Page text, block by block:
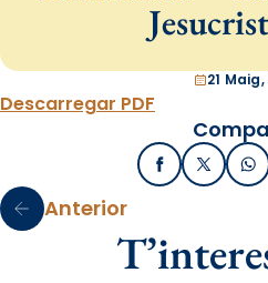
21
Descarregar PDF
Facebook
X /
Anterior